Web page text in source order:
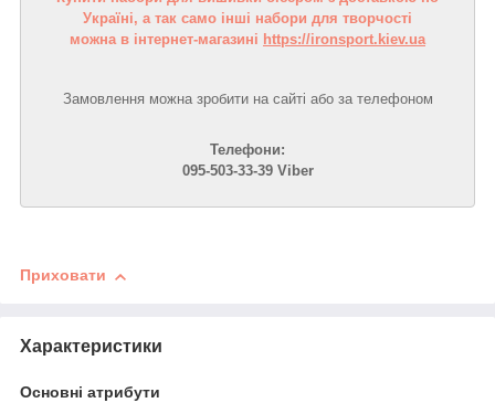
Україні, а так само інші набори для творчості
можна в інтернет-магазині https://ironsport.kiev.ua
Замовлення можна зробити на сайті або за телефоном
Телефони:
095-503-33-39 Viber
Приховати
Характеристики
Основні атрибути